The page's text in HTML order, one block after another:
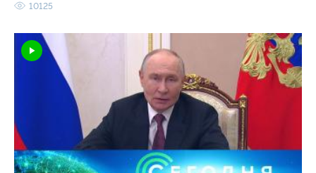
10125